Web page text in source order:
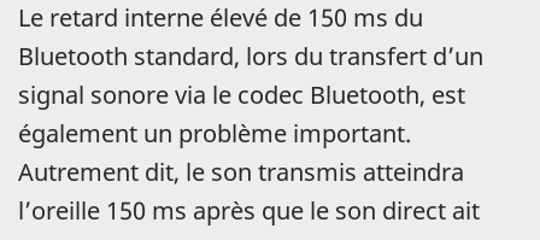
Le retard interne élevé de 150 ms du
Bluetooth standard, lors du transfert d’un
signal sonore via le codec Bluetooth, est
également un problème important.
Autrement dit, le son transmis atteindra
l’oreille 150 ms après que le son direct ait